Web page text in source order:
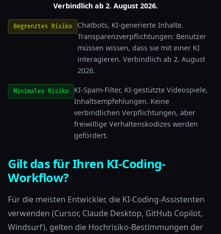
Verbindlich ab 2. August 2026.
Begrenztes Risiko
Chatbots, KI-generierte Inhalte.
Transparenzverpflichtungen: Benutzer
müssen wissen, dass sie mit einer KI
interagieren. Verbindlich ab 2. August
2026.
Minimales Risiko
KI-Spam-Filter, KI-gestützte Videospiele,
Inhaltsempfehlungen. Keine
verbindlichen Verpflichtungen, aber
freiwillige Verhaltenskodizes werden
gefördert.
Gilt das für Ihren KI-Coding-
Workflow?
Für die meisten Entwickler, die KI-Coding-Assistenten
verwenden (Cursor, Claude Desktop, GitHub Copilot,
Windsurf), gelten die Hochrisiko-Bestimmungen der